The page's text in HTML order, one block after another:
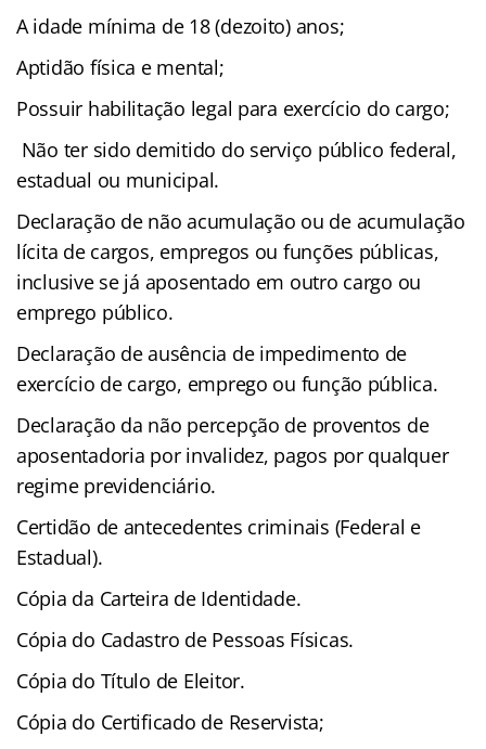
A idade mínima de 18 (dezoito) anos;
Aptidão física e mental;
Possuir habilitação legal para exercício do cargo;
Não ter sido demitido do serviço público federal,
estadual ou municipal.
Declaração de não acumulação ou de acumulação
lícita de cargos, empregos ou funções públicas,
inclusive se já aposentado em outro cargo ou
emprego público.
Declaração de ausência de impedimento de
exercício de cargo, emprego ou função pública.
Declaração da não percepção de proventos de
aposentadoria por invalidez, pagos por qualquer
regime previdenciário.
Certidão de antecedentes criminais (Federal e
Estadual).
Cópia da Carteira de Identidade.
Cópia do Cadastro de Pessoas Físicas.
Cópia do Título de Eleitor.
Cópia do Certificado de Reservista;